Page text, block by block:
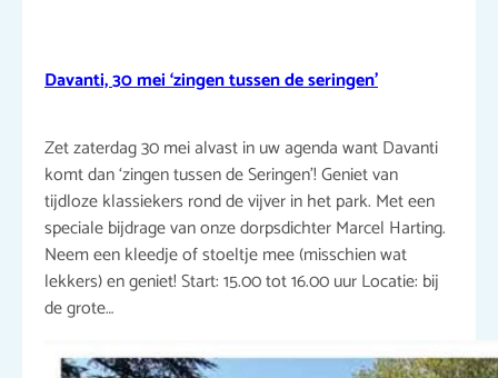
Davanti, 30 mei ‘zingen tussen de seringen’
Zet zaterdag 30 mei alvast in uw agenda want Davanti
komt dan ‘zingen tussen de Seringen’! Geniet van
tijdloze klassiekers rond de vijver in het park. Met een
speciale bijdrage van onze dorpsdichter Marcel Harting.
Neem een kleedje of stoeltje mee (misschien wat
lekkers) en geniet! Start: 15.00 tot 16.00 uur Locatie: bij
de grote…